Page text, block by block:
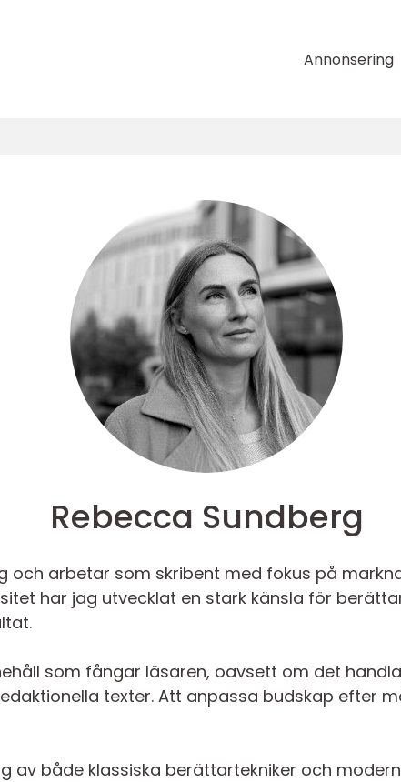
Annonsering
Rebecca Sundberg
och arbetar som skribent med fokus på
har jag utvecklat en stark känsla för
som fångar läsaren, oavsett om det
texter. Att anpassa budskap efter
av både klassiska berättartekniker och